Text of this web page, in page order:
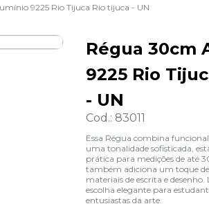
9225 Rio Tijuca Rio tijuca - UN
Régua 30cm
9225 Rio
- UN
Cod.: 83011
Essa Régua combina
uma tonalidade sofisticada,
prática para medições de até
também adiciona um toque
materiais de escrita e desenho.
escolha elegante para
entusiastas da arte.